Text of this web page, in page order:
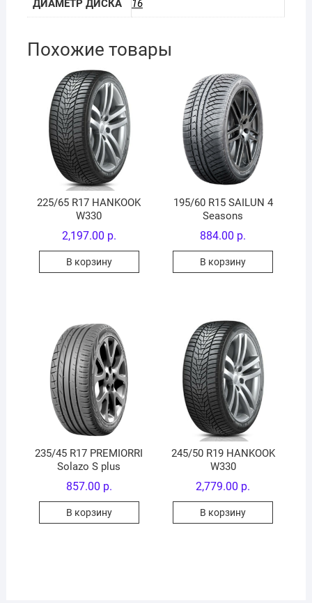
ДИАМЕТР ДИСКА 16
Похожие товары
225/65 R17 HANKOOK
W330
2,197.00 р.
В корзину
195/60 R15 SAILUN 4
Seasons
884.00 р.
В корзину
235/45 R17 PREMIORRI
Solazo S plus
857.00 р.
В корзину
245/50 R19 HANKOOK
W330
2,779.00 р.
В корзину